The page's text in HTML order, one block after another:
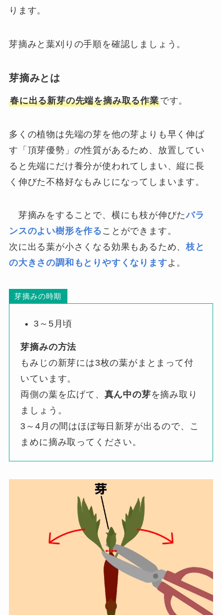
ります。
芽摘みと葉刈りの手順を確認しましょう。
芽摘みとは
春に出る新芽の先端を摘み取る作業です。
多くの植物は先端の芽を他の芽よりも早く伸ば
す「頂芽優勢」の性質があるため、放置してい
ると先端にだけ養分が使われてしまい、縦に長
く伸びた不格好なもみじになってしまいます。
芽摘みをすることで、横にも枝が伸びたバラ
ンスのよい樹形を作る ことができます。
次に出る葉が小さくなる効果もあるため、枝と
の大きさの調和もとりやすくなりますよ。
芽摘みの時期
3～5月頃
芽摘みの方法
もみじの新芽には3枚の葉がまとまって付
いています。
両側の葉を広げて、 真ん中の芽を摘み取り
ましょう。
3～4月の間はほぼ毎日新芽が出るので、こ
まめに摘み取ってください。